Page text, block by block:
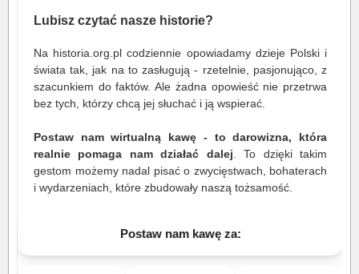
Lubisz czytać nasze historie?
Na historia.org.pl codziennie opowiadamy dzieje Polski i
świata tak, jak na to zasługują - rzetelnie, pasjonująco, z
szacunkiem do faktów. Ale żadna opowieść nie przetrwa
bez tych, którzy chcą jej słuchać i ją wspierać.
Postaw nam wirtualną kawę - to darowizna, która
realnie pomaga nam działać dalej . To dzięki takim
gestom możemy nadal pisać o zwycięstwach, bohaterach
i wydarzeniach, które zbudowały naszą tożsamość.
Postaw nam kawę za: